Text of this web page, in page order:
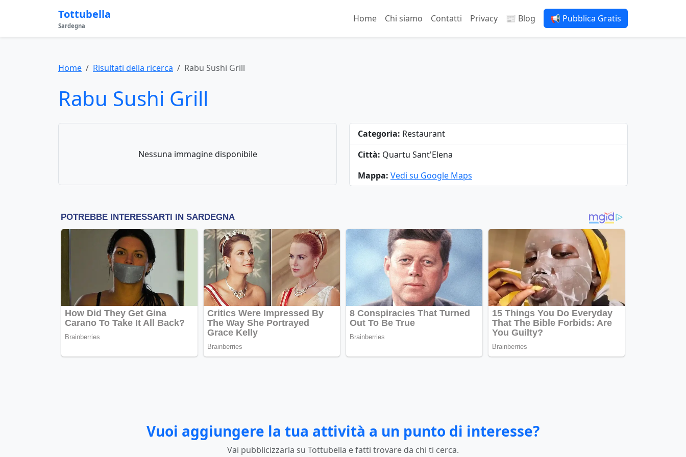
Tottubella
Sardegna
Home Chi siamo Contatti Privacy 📰 Blog 📢 Pubblica Gratis
Home Risultati della ricerca Rabu Sushi Grill
Rabu Sushi Grill
Nessuna immagine disponibile
Categoria: Restaurant
Città: Quartu Sant'Elena
Mappa: Vedi su Google Maps
Vuoi aggiungere la tua attività a un punto di interesse?
Vai pubblicizzarla su Tottubella e fatti trovare da chi ti cerca.